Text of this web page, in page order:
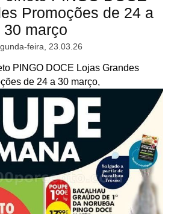
Promoções de 24 a
30 março
feira, 23.03.26
PINGO DOCE Lojas Grandes
de 24 a 30 março,